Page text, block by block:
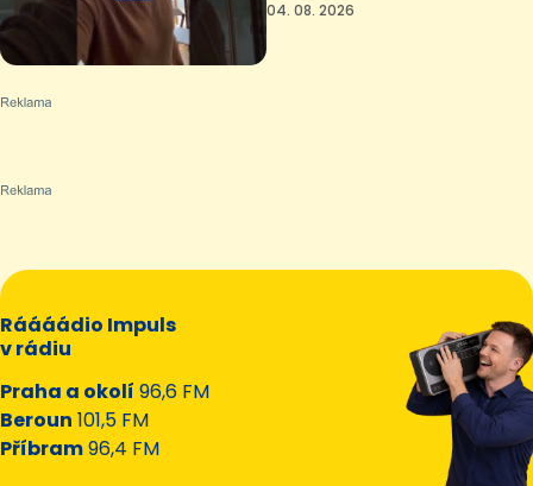
04. 08. 2026
Ráááádio Impuls
v rádiu
Praha a okolí 96,6 FM
Beroun 101,5 FM
Příbram96,4 FM